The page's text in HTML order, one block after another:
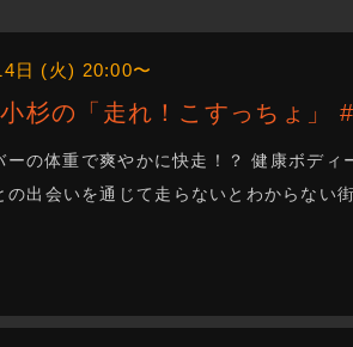
日 (火) 20:00〜
杉の「走れ！こすっちょ
の体重で爽やかに快走！？ 健康ボディ
の出会いを通じて走らないとわからない